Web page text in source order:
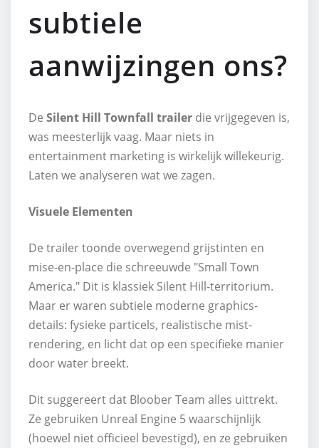
subtiele
aanwijzingen ons?
De Silent Hill Townfall trailer die vrijgegeven is,
was meesterlijk vaag. Maar niets in
entertainment marketing is wirkelijk willekeurig.
Laten we analyseren wat we zagen.
Visuele Elementen
De trailer toonde overwegend grijstinten en
mise-en-place die schreeuwde "Small Town
America." Dit is klassiek Silent Hill-territorium.
Maar er waren subtiele moderne graphics-
details: fysieke particels, realistische mist-
rendering, en licht dat op een specifieke manier
door water breekt.
Dit suggereert dat Bloober Team alles uittrekt.
Ze gebruiken Unreal Engine 5 waarschijnlijk
(hoewel niet officieel bevestigd), en ze gebruiken